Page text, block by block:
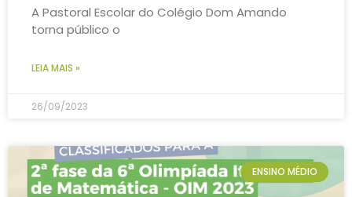
A Pastoral Escolar do Colégio Dom Amando
torna público o
LEIA MAIS »
26/09/2023
ENSINO MÉDIO